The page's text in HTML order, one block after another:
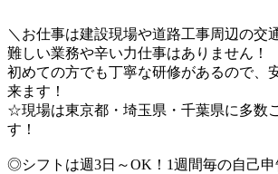
＼お仕事は建設現場や道路工事周辺の交
難しい業務や辛い力仕事はありません！
初めての方でも丁寧な研修があるので、
来ます！
☆現場は東京都・埼玉県・千葉県に多数
す！
◎シフトは週3日～OK！1週間毎の自己